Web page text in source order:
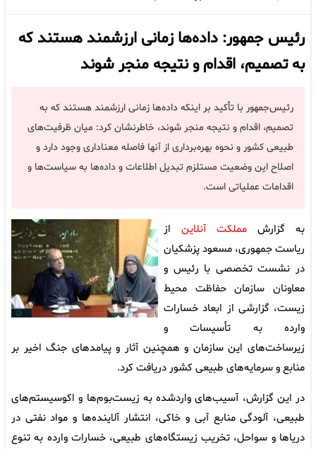
رئیس جمهور: داده‌ها زمانی ارزشمند هستند که
به تصمیم، اقدام و نتیجه منجر شوند
رئیس‌جمهور با تأکید بر اینکه داده‌ها زمانی ارزشمند هستند که به
تصمیم، اقدام و نتیجه منجر شوند، خاطرنشان کرد: میان ظرفیت‌های
طبیعی کشور و نحوه بهره‌برداری از آنها فاصله معناداری وجود دارد و
اصلاح این وضعیت مستلزم تبدیل اطلاعات و داده‌ها به سیاست‌ها و
اقدامات عملیاتی است.
به گزارش مملکت آنلاین از
ریاست جمهوری، مسعود پزشکیان
در نشست تخصصی با رئیس و
معاونان سازمان حفاظت محیط
زیست، گزارشی از ابعاد خسارات
وارده به تأسیسات و
زیرساخت‌های این سازمان و همچنین آثار و پیامدهای جنگ اخیر بر
منابع و سرمایه‌های طبیعی کشور دریافت کرد.
در این گزارش، آسیب‌های واردشده به زیست‌بوم‌ها و اکوسیستم‌های
طبیعی، آلودگی منابع آبی و خاکی، انتشار آلاینده‌ها و مواد نفتی در
دریاها و سواحل، تخریب زیستگاه‌های طبیعی، خسارات وارده به تنوع